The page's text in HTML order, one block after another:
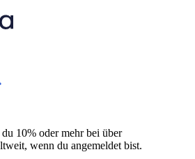
10% oder mehr bei über
wenn du angemeldet bist.